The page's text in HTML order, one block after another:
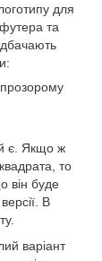
для
та
є. Якщо ж
то
він буде
В
варіант